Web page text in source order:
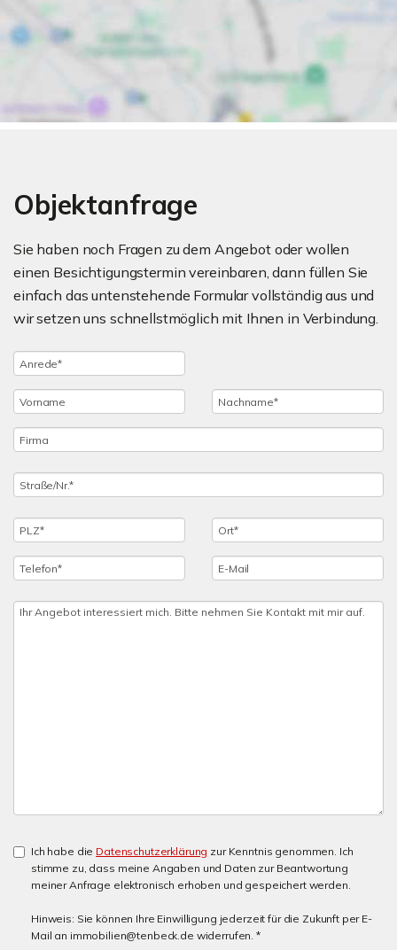
Objektanfrage
Sie haben noch Fragen zu dem Angebot oder wollen
einen Besichtigungstermin vereinbaren, dann füllen Sie
einfach das untenstehende Formular vollständig aus und
wir setzen uns schnellstmöglich mit Ihnen in Verbindung.
Ich habe die Datenschutzerklärung zur Kenntnis genommen. Ich
stimme zu, dass meine Angaben und Daten zur Beantwortung
meiner Anfrage elektronisch erhoben und gespeichert werden.
Hinweis: Sie können Ihre Einwilligung jederzeit für die Zukunft per E-
Mail an immobilien@tenbeck.de widerrufen. *